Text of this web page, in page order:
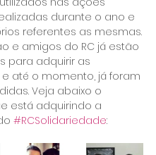
durante o ano e
referentes as mesmas.
e amigos do RC já estão
para adquirir as
até o momento, já foram
Veja abaixo o
está adquirindo a
#RCSolidariedade: